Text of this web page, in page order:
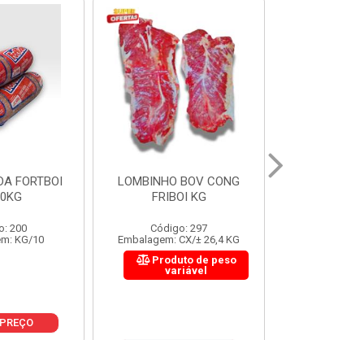
CONG
KG
297
± 26,4 KG
FIGADO BOV CONG FRIBOI
KG
Código: 222
Embalagem: CX/± 30,12 KG
Produto de peso
variável